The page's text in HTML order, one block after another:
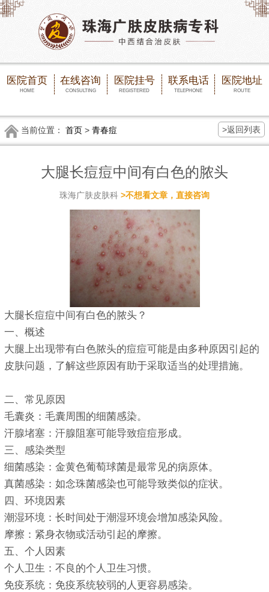
医院首页
HOME
在线咨询
CONSULTING
医院挂号
REGISTERED
联系电话
TELEPHONE
医院地址
ROUTE
当前位置： 首页> 青春痘 >返回列表
大腿长痘痘中间有白色的脓头
珠海广肤皮肤科 >不想看文章，直接咨询
大腿长痘痘中间有白色的脓头？
一、概述
大腿上出现带有白色脓头的痘痘可能是由多种原因引起的
皮肤问题，了解这些原因有助于采取适当的处理措施。
二、常见原因
毛囊炎：毛囊周围的细菌感染。
汗腺堵塞：汗腺阻塞可能导致痘痘形成。
三、感染类型
细菌感染：金黄色葡萄球菌是最常见的病原体。
真菌感染：如念珠菌感染也可能导致类似的症状。
四、环境因素
潮湿环境：长时间处于潮湿环境会增加感染风险。
摩擦：紧身衣物或活动引起的摩擦。
五、个人因素
个人卫生：不良的个人卫生习惯。
免疫系统：免疫系统较弱的人更容易感染。